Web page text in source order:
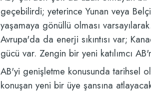
geçebilirdi; yeterince Yunan veya
yaşamaya gönüllü olması
Avrupa'da da enerji sıkıntısı var;
gücü var. Zengin bir yeni katılımcı
AB'yi genişletme konusunda tarihsel
konuşan yeni bir üye şansına